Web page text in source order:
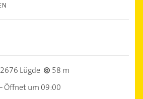
Lügde
58 m
Öffnet um 09:00